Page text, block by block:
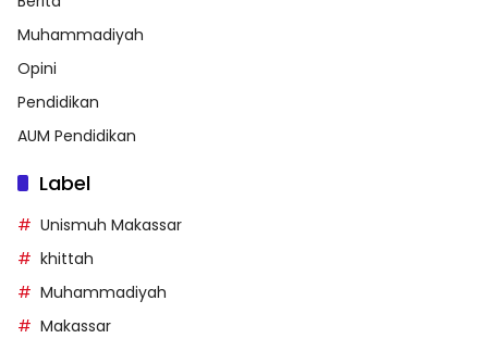
Muhammadiyah
Opini
Pendidikan
AUM Pendidikan
Label
Unismuh Makassar
khittah
Muhammadiyah
Makassar